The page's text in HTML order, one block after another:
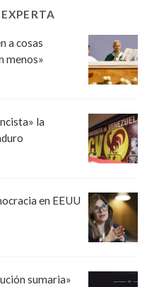
a cosas
menos»
la
en EEUU
sumaria»